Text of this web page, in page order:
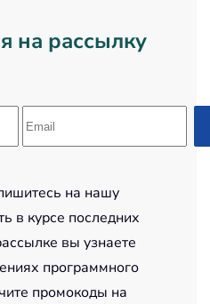
на рассылку
на нашу
в курсе последних
вы узнаете
программного
промокоды на